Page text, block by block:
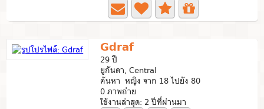
Gdraf
29 ปี
ยูกันดา, Central
ค้นหา หญิง จาก 18 ไปยัง 80
0 ภาพถ่าย
ใช้งานล่าสุด: 2 ปีที่ผ่านมา